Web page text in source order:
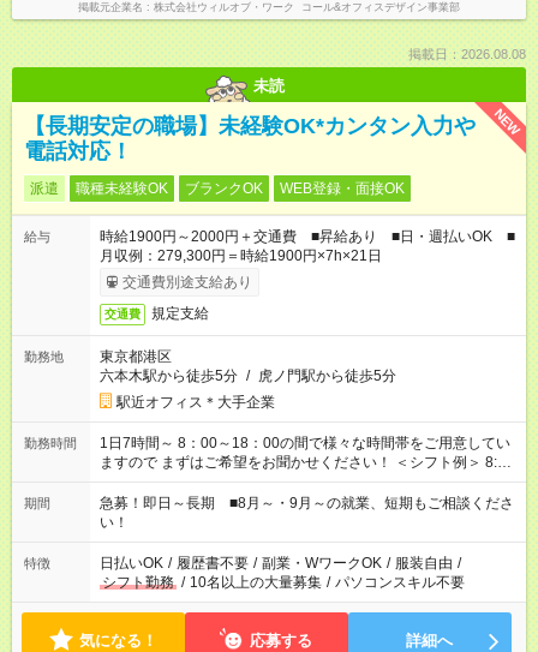
掲載元企業名 株式会社ウィルオブ・ワーク コール&オフィスデザイン事業部
掲載日：2026.08.08
未読
NEW
【長期安定の職場】未経験OK*カンタン入力や
電話対応！
派遣 職種未経験OK ブランクOK WEB登録・面接OK
給与
時給1900円～2000円＋交通費 ■昇給あり ■日・週払いOK ■
月収例：279,300円＝時給1900円×7h×21日
交通費別途支給あり
交通費 規定支給
勤務地
東京都港区
六本木駅から徒歩5分 / 虎ノ門駅から徒歩5分
駅近オフィス＊大手企業
勤務時間
1日7時間～ 8：00～18：00の間で様々な時間帯をご用意してい
ますので まずはご希望をお聞かせください！ ＜シフト例＞ 8:00
～16:00 9:00～17:00 など！
期間
急募！即日～長期 ■8月～・9月～の就業、短期もご相談くださ
い！
特徴 日払いOK / 履歴書不要 / 副業・WワークOK / 服装自由 /
シフト勤務 / 10名以上の大量募集 / パソコンスキル不要
気になる！ 応募する 詳細へ